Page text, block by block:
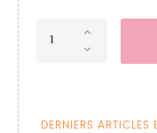
DERNIERS ARTICLES